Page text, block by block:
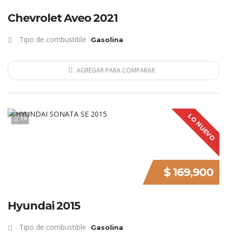
Chevrolet Aveo 2021
Tipo de combustible Gasolina
AGREGAR PARA COMPARAR
14 LO NUEVO
$ 169,900
Hyundai 2015
Tipo de combustible Gasolina